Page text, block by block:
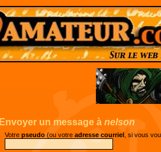
Envoyer un message à nelson
Votrepseudo (ou votreadresse courriel , si vous